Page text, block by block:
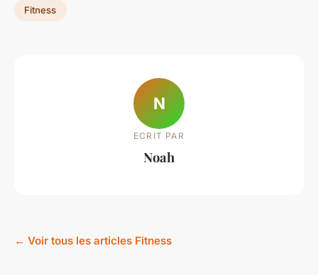
Fitness
N
ECRIT PAR
Noah
← Voir tous les articles Fitness